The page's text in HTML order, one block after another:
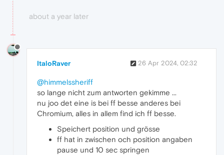
about a year later
ItaloRaver 26 Apr 2024, 02:32
@himmelssheriff
so lange nicht zum antworten gekimme ...
nu joo det eine is bei ff besse anderes bei
Chromium, alles in allem find ich ff besse.
Speichert position und grösse
ff hat in zwischen och position angaben
pause und 10 sec springen